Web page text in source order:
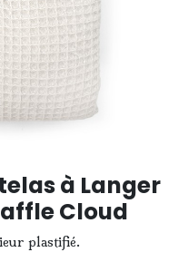
à Langer
Cloud
plastifié.